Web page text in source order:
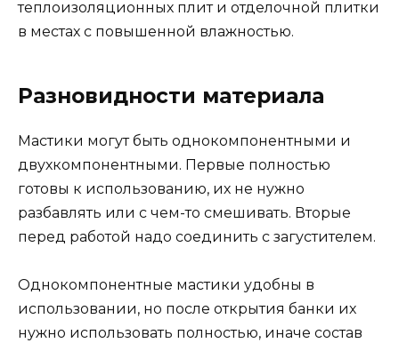
теплоизоляционных плит и отделочной плитки
в местах с повышенной влажностью.
Разновидности материала
Мастики могут быть однокомпонентными и
двухкомпонентными. Первые полностью
готовы к использованию, их не нужно
разбавлять или с чем-то смешивать. Вторые
перед работой надо соединить с загустителем.
Однокомпонентные мастики удобны в
использовании, но после открытия банки их
нужно использовать полностью, иначе состав